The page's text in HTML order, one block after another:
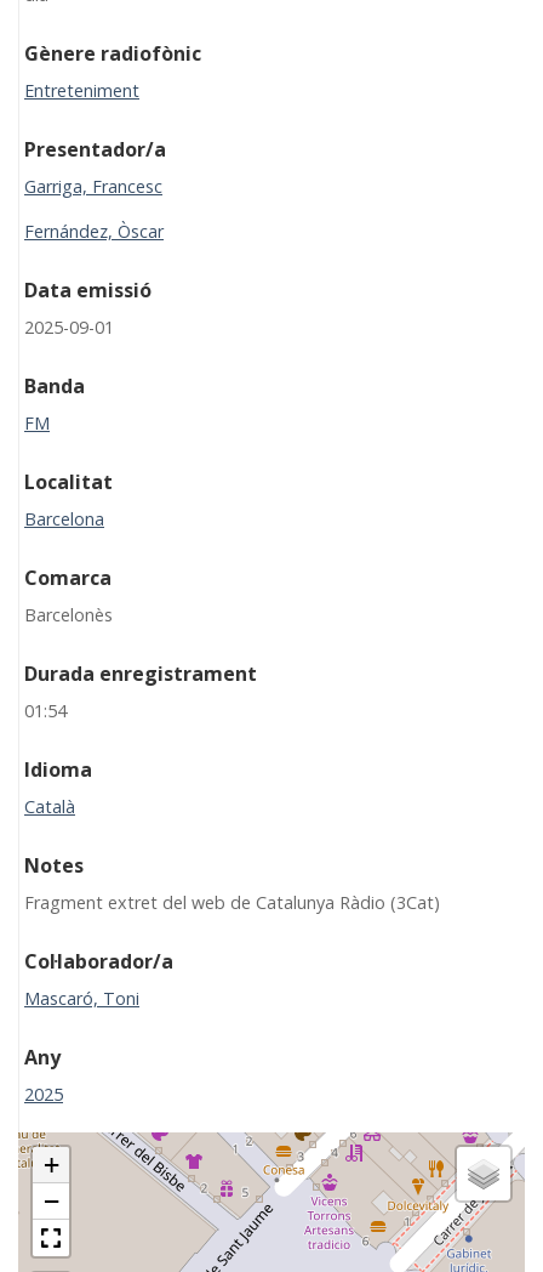
Gènere radiofònic
Entreteniment
Presentador/a
Garriga, Francesc
Fernández, Òscar
Data emissió
2025-09-01
Banda
FM
Localitat
Barcelona
Comarca
Barcelonès
Durada enregistrament
01:54
Idioma
Català
Notes
Fragment extret del web de Catalunya Ràdio (3Cat)
Col·laborador/a
Mascaró, Toni
Any
2025
+
−